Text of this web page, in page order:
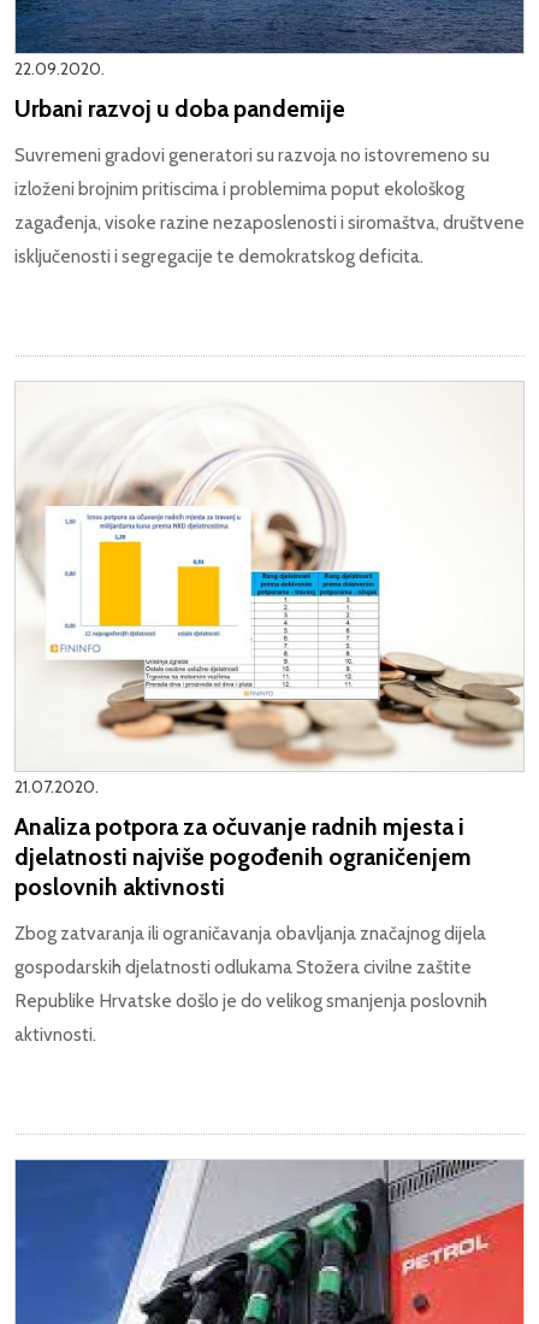
22.09.2020.
Urbani razvoj u doba pandemije
Suvremeni gradovi generatori su razvoja no istovremeno su
izloženi brojnim pritiscima i problemima poput ekološkog
zagađenja, visoke razine nezaposlenosti i siromaštva, društvene
isključenosti i segregacije te demokratskog deficita.
21.07.2020.
Analiza potpora za očuvanje radnih mjesta i
djelatnosti najviše pogođenih ograničenjem
poslovnih aktivnosti
Zbog zatvaranja ili ograničavanja obavljanja značajnog dijela
gospodarskih djelatnosti odlukama Stožera civilne zaštite
Republike Hrvatske došlo je do velikog smanjenja poslovnih
aktivnosti.